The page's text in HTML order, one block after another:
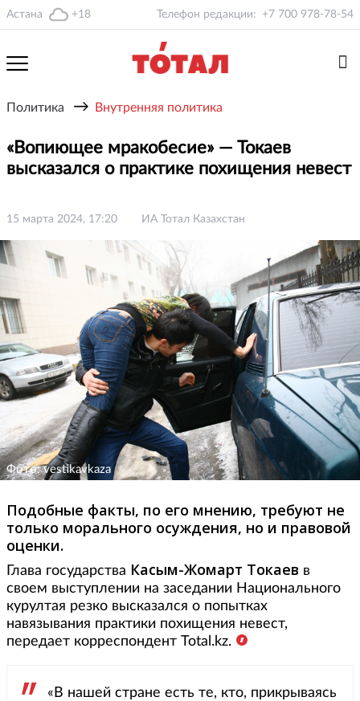
Астана +18 Телефон редакции: +7 700 978-78-54
Политика → Внутренняя политика
«Вопиющее мракобесие» — Токаев
высказался о практике похищения невест
15 марта 2024, 17:20 ИА Тотал Казахстан
Фото: vestikavkaza
Подобные факты, по его мнению, требуют не
только морального осуждения, но и правовой
оценки.
Глава государства Касым-Жомарт Токаев в
своем выступлении на заседании Национального
курултая резко высказался о попытках
навязывания практики похищения невест,
передает корреспондент Total.kz.
«В нашей стране есть те, кто, прикрываясь